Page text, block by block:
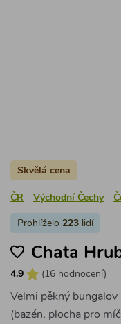
Skvělá cena
ČR Východní Čechy
Prohlíželo 223 lidí
Chata
4.9 (16 hodnocení)
Velmi pěkný
(bazén, plocha pro